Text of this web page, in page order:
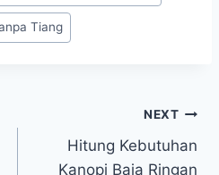
Tiang
NEXT
Hitung Kebutuhan
Kanopi Baja Ringan